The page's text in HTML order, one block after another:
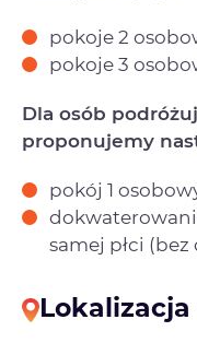
pokoje 2
pokoje 3
Dla osób
proponujemy
pokój 1
samej płci (bez